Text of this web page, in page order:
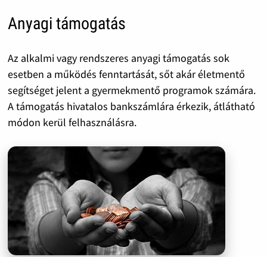
Anyagi támogatás
Az alkalmi vagy rendszeres anyagi támogatás sok
esetben a működés fenntartását, sőt akár életmentő
segítséget jelent a gyermekmentő programok számára.
A támogatás hivatalos bankszámlára érkezik, átlátható
módon kerül felhasználásra.